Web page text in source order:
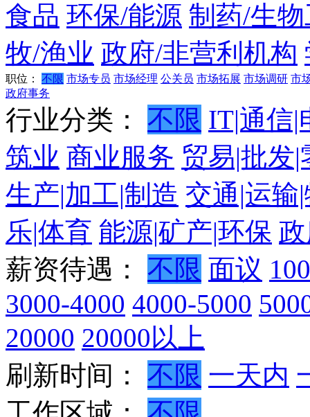
食品 环保/能源 制药/生
牧/渔业 政府/非营利机构
职位： 不限 市场专员 市场经理 公关员 市场拓展 市场调研 市
政府事务
行业分类： 不限 IT|通信|
筑业 商业服务 贸易|批发
生产|加工|制造 交通|运输
乐|体育 能源|矿产|环保
薪资待遇：
不限 面议
3000-4000 4000-5000
20000 20000以上
刷新时间：
不限 一天内